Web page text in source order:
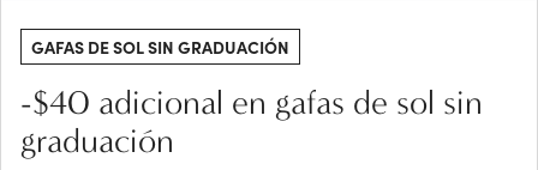
GAFAS DE SOL SIN GRADUACIÓN
-$40 adicional en gafas de sol sin
graduación